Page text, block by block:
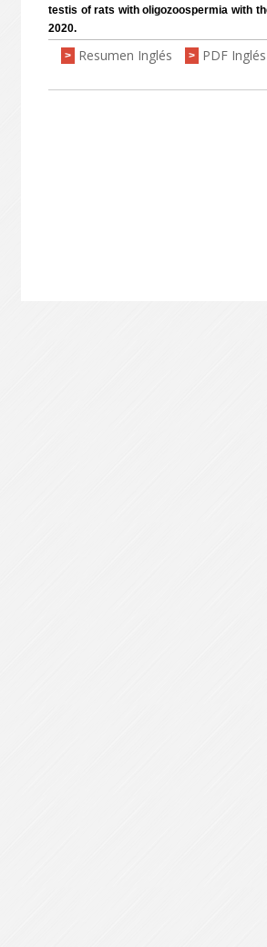
testis of rats with oligozoospermia with
2020.
> Resumen Inglés > PDF Inglés